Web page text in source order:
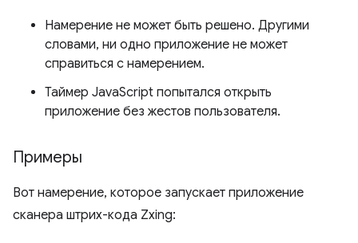
Намерение не может быть решено. Другими
словами, ни одно приложение не может
справиться с намерением.
Таймер JavaScript попытался открыть
приложение без жестов пользователя.
Примеры
Вот намерение, которое запускает приложение
сканера штрих-кода Zxing: